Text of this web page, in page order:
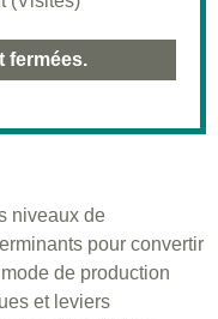
fermées.
niveaux de
pour convertir
de production
et leviers